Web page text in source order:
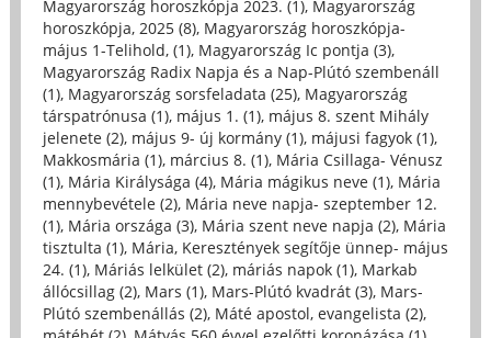
Magyarország horoszkópja 2023. (1), Magyarország
horoszkópja, 2025 (8), Magyarország horoszkópja-
május 1-Telihold, (1), Magyarország Ic pontja (3),
Magyarország Radix Napja és a Nap-Plútó szembenáll
(1), Magyarország sorsfeladata (25), Magyarország
társpatrónusa (1), május 1. (1), május 8. szent Mihály
jelenete (2), május 9- új kormány (1), májusi fagyok (1),
Makkosmária (1), március 8. (1), Mária Csillaga- Vénusz
(1), Mária Királysága (4), Mária mágikus neve (1), Mária
mennybevétele (2), Mária neve napja- szeptember 12.
(1), Mária országa (3), Mária szent neve napja (2), Mária
tisztulta (1), Mária, Keresztények segítője ünnep- május
24. (1), Máriás lelkület (2), máriás napok (1), Markab
állócsillag (2), Mars (1), Mars-Plútó kvadrát (3), Mars-
Plútó szembenállás (2), Máté apostol, evangelista (2),